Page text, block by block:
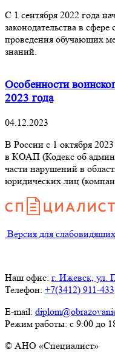
С 1 сентября 2022 года
законодательства в
проведения обучающих
знаний.
Особенности
2023 года
04.12.2023
В России с 1 октября
в КОАП (Кодекс об
части нарушений в
юридических лиц
Версия для слабовидящих
Наш офис: г. Ижевск, ул.
Телефон: +7(3412) 911-433
E-mail:
Режим работы: с 9:00 до
© АНО «Специалист»